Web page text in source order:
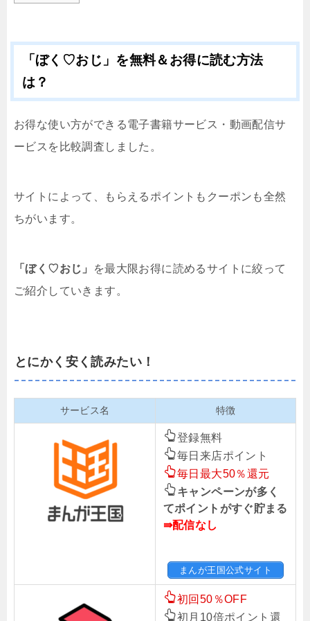
「ぼく♡おじ」を無料＆お得に読む方法
は？
お得な使い方ができる電子書籍サービス・動画配信サ
ービスを比較調査しました。
サイトによって、もらえるポイントもクーポンも全然
ちがいます。
「ぼく♡おじ」
を最大限お得に読めるサイトに絞って
ご紹介していきます。
とにかく安く読みたい！
サービス名 特徴
登録無料
毎日来店ポイント
毎日最大50％還元
キャンペーンが多く
てポイントがすぐ貯まる
⇛配信なし
まんが王国公式サイト
初回50％OFF
初月10倍ポイント還